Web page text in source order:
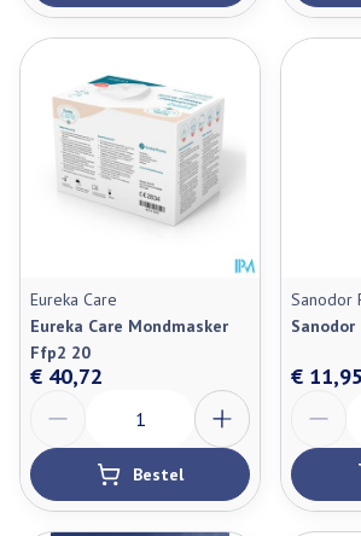
Eureka Care
Eureka Care Mondmasker
Ffp2 20
€ 40,72
Bestel
Sanodor
€ 11,95